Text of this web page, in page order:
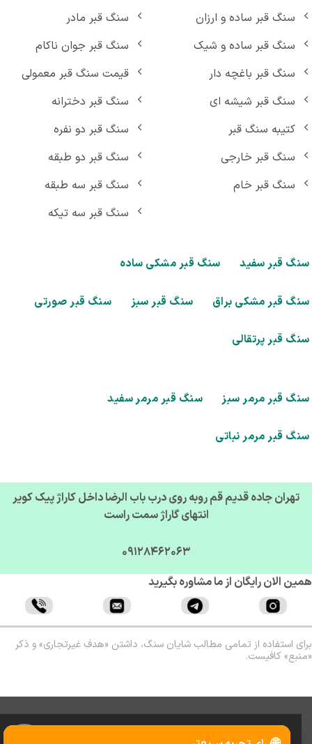
سنگ قبر ساده و ارزان
سنگ قبر ساده و شیک
سنگ قبر باغچه دار
سنگ قبر شیشه ای
کتیبه سنگ قبر
سنگ قبر خارجی
سنگ قبر خام
سنگ قبر مادر
سنگ قبر جوان ناکام
قیمت سنگ قبر معمولی
سنگ قبر دخترانه
سنگ قبر دو نفره
سنگ قبر دو طبقه
سنگ قبر سه طبقه
سنگ قبر سه تیکه
قبر سفید سنگ قبر مشکی ساده
قبر مشکی براق سنگ قبر سبز سنگ قبر صورتی
قبر پرتقالی
قبر مرمر سبز سنگ قبر مرمر سفید
قبر مرمر نباتی
تهران جاده قدیم قم روبه روی درب باب الرضا داخل کاراژ پیک کویر
انتهای گاراژ سمت راست
09128462063
الان رایگان از ما مشاوره بگیرید
استفاده از تمامی مطالب شایان سنگ، داشتن «هدف غیرتجاری» و ذکر
کافیست.